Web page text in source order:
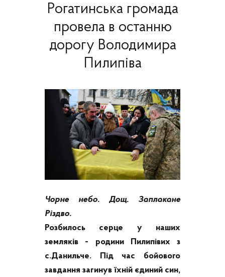
Рогатинська громада
провела в останню
дорогу Володимира
Пилипіва
Чорне небо. Дощ. Заплакане
Різдво.
Розбилось серце у наших
земляків - родини Пилипівих з
с.Данильче. Під час бойового
завдання загинув їхній єдиний син,